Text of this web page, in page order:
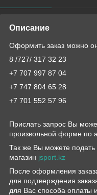
Описание
Оформить заказ можно
8 /727/ 317 32 23
+7 707 997 87 04
+7 747 804 65 28
+7 701 552 57 96
Прислать запрос Вы
произвольной форме по
Так же Вы можете подать
магазин jsport.kz
После оформления
для подтверждения
для Вас способа оплаты и